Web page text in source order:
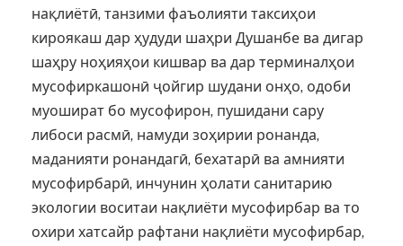
нақлиётӣ, танзими фаъолияти таксиҳои
кироякаш дар ҳудуди шаҳри Душанбе ва дигар
шаҳру ноҳияҳои кишвар ва дар терминалҳои
мусофиркашонӣ ҷойгир шудани онҳо, одоби
муошират бо мусофирон, пушидани сару
либоси расмӣ, намуди зоҳирии ронанда,
маданияти ронандагӣ, бехатарӣ ва амнияти
мусофирбарӣ, инчунин ҳолати санитарию
экологии воситаи нақлиёти мусофирбар ва то
охири хатсайр рафтани нақлиёти мусофирбар,